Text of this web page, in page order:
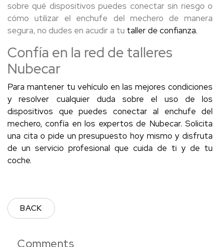
Comments
sobre qué dispositivos puedes conectar sin riesgo o
cómo utilizar el enchufe del mechero de manera
segura, no dudes en acudir a tu taller de confianza.
Confía en la red de talleres
Nubecar
Para mantener tu vehículo en las mejores condiciones
y resolver cualquier duda sobre el uso de los
dispositivos que puedes conectar al enchufe del
mechero, confía en los expertos de Nubecar. Solicita
una cita o pide un presupuesto hoy mismo y disfruta
de un servicio profesional que cuida de ti y de tu
coche.
BACK